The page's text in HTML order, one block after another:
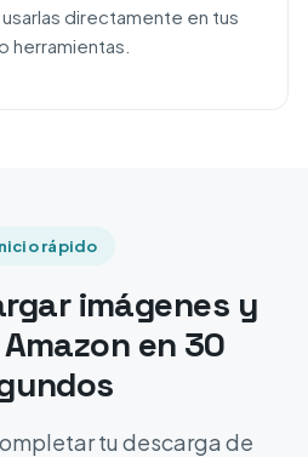
directamente en tus
herramientas.
rápido
imágenes y
en 30
tu descarga de